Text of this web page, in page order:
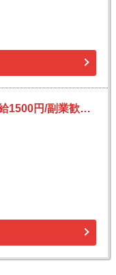
【早朝】4時～7時/週1日～ok/高時給1500円/副業歓迎/荷物仕分け